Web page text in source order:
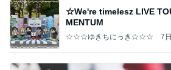
☆We're timelesz LIVE
MENTUM
☆☆☆ゆきちにっき☆☆☆ 7